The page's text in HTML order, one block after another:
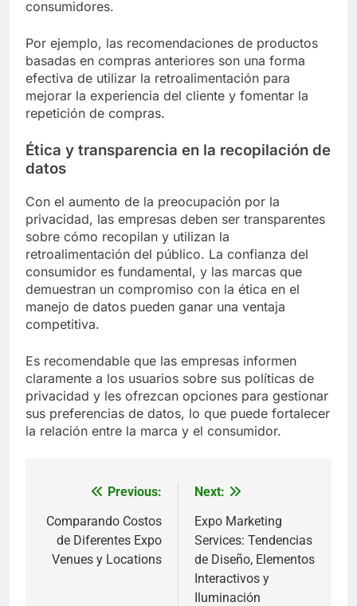
consumidores.
Por ejemplo, las recomendaciones de productos
basadas en compras anteriores son una forma
efectiva de utilizar la retroalimentación para
mejorar la experiencia del cliente y fomentar la
repetición de compras.
Ética y transparencia en la recopilación de
datos
Con el aumento de la preocupación por la
privacidad, las empresas deben ser transparentes
sobre cómo recopilan y utilizan la
retroalimentación del público. La confianza del
consumidor es fundamental, y las marcas que
demuestran un compromiso con la ética en el
manejo de datos pueden ganar una ventaja
competitiva.
Es recomendable que las empresas informen
claramente a los usuarios sobre sus políticas de
privacidad y les ofrezcan opciones para gestionar
sus preferencias de datos, lo que puede fortalecer
la relación entre la marca y el consumidor.
navigation
Previous:
Comparando Costos
de Diferentes Expo
Venues y Locations
Next:
Expo Marketing
Services: Tendencias
de Diseño, Elementos
Interactivos y
Iluminación